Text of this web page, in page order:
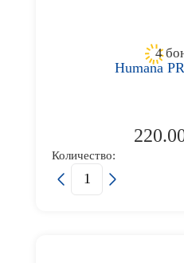
4
Humana
Количество: